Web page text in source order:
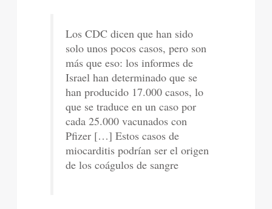
Los CDC dicen que han sido
solo unos pocos casos, pero son
más que eso: los informes de
Israel han determinado que se
han producido 17.000 casos, lo
que se traduce en un caso por
cada 25.000 vacunados con
Pfizer […] Estos casos de
miocarditis podrían ser el origen
de los coágulos de sangre